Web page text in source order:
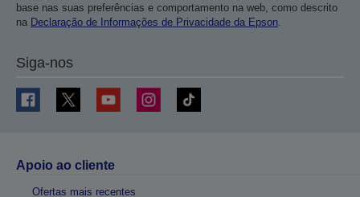
base nas suas preferências e comportamento na web, como descrito
na Declaração de Informações de Privacidade da Epson.
Siga-nos
Apoio ao cliente
Ofertas mais recentes